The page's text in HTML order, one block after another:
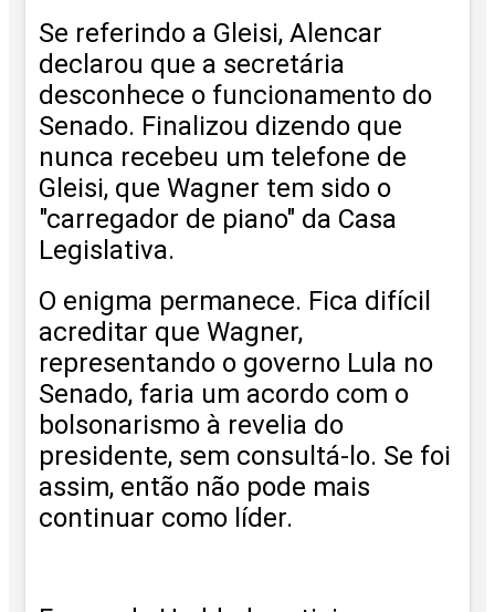
Se referindo a Gleisi, Alencar
declarou que a secretária
desconhece o funcionamento do
Senado. Finalizou dizendo que
nunca recebeu um telefone de
Gleisi, que Wagner tem sido o
"carregador de piano" da Casa
Legislativa.
O enigma permanece. Fica difícil
acreditar que Wagner,
representando o governo Lula no
Senado, faria um acordo com o
bolsonarismo à revelia do
presidente, sem consultá-lo. Se foi
assim, então não pode mais
continuar como líder.